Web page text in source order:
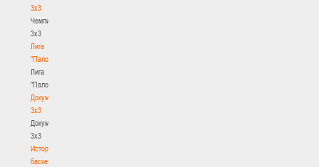
3х3
Чемпионат
3х3
Лига
"Палова"
Лига
"Палова"
Документы
3х3
Документы
3х3
История
баскетбола